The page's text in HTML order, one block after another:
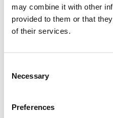
may combine it with other
provided to them or that
of their services.
Selection
Necessary
Preferences